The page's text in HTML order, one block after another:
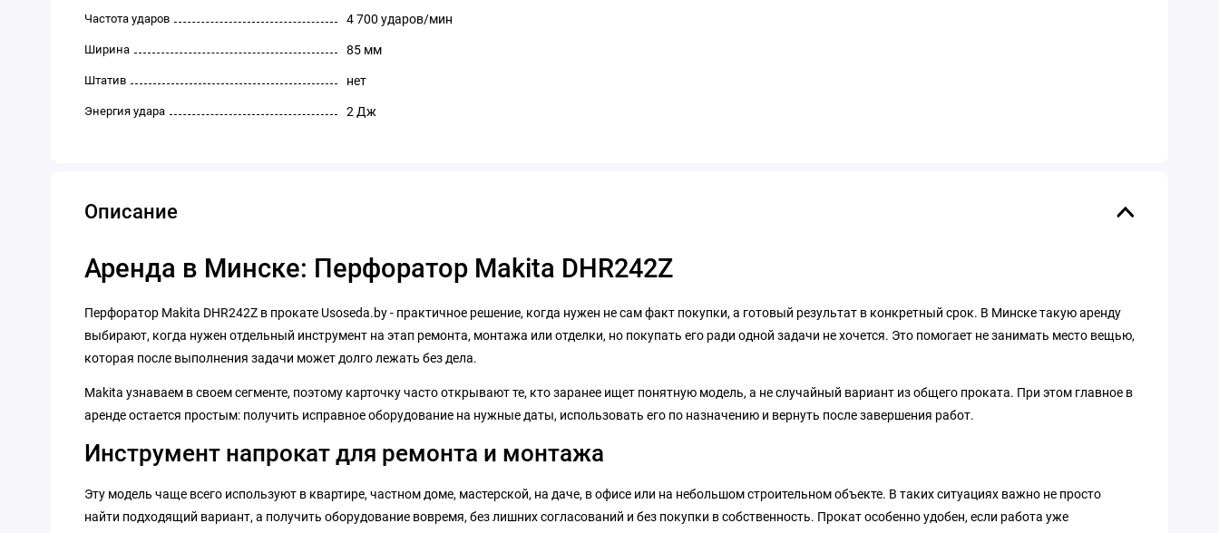
Частота ударов 4 700 ударов/мин
Ширина 85 мм
Штатив нет
Энергия удара 2 Дж
Описание
Аренда в Минске: Перфоратор Makita DHR242Z
Перфоратор Makita DHR242Z в прокате Usoseda.by - практичное решение, когда нужен не сам факт покупки, а готовый результат в конкретный срок. В Минске такую аренду
выбирают, когда нужен отдельный инструмент на этап ремонта, монтажа или отделки, но покупать его ради одной задачи не хочется. Это помогает не занимать место вещью,
которая после выполнения задачи может долго лежать без дела.
Makita узнаваем в своем сегменте, поэтому карточку часто открывают те, кто заранее ищет понятную модель, а не случайный вариант из общего проката. При этом главное в
аренде остается простым: получить исправное оборудование на нужные даты, использовать его по назначению и вернуть после завершения работ.
Инструмент напрокат для ремонта и монтажа
Эту модель чаще всего используют в квартире, частном доме, мастерской, на даче, в офисе или на небольшом строительном объекте. В таких ситуациях важно не просто
найти подходящий вариант, а получить оборудование вовремя, без лишних согласований и без покупки в собственность. Прокат особенно удобен, если работа уже